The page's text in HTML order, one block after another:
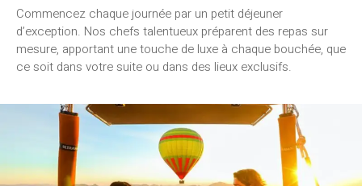
Commencez chaque journée par un petit déjeuner
d’exception. Nos chefs talentueux préparent des repas sur
mesure, apportant une touche de luxe à chaque bouchée, que
ce soit dans votre suite ou dans des lieux exclusifs.